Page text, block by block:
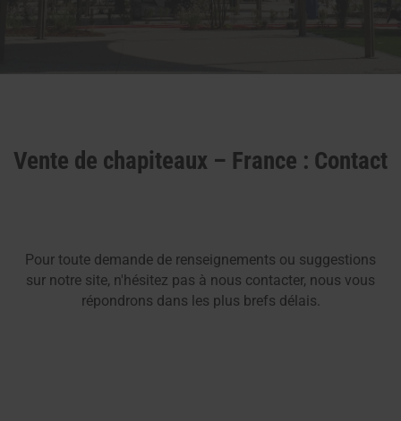
Vente de chapiteaux – France : Contact
Pour toute demande de renseignements ou suggestions
sur notre site, n'hésitez pas à nous contacter, nous vous
répondrons dans les plus brefs délais.